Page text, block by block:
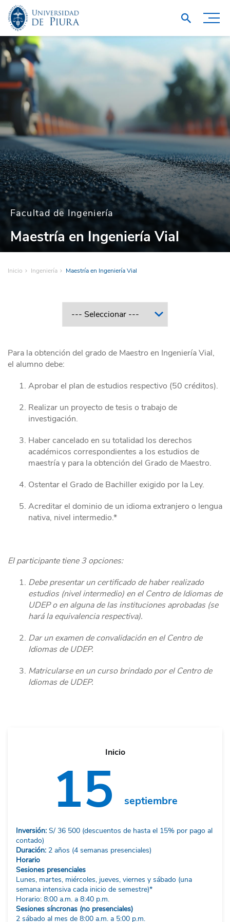
Facultad de Ingeniería
Maestría en Ingeniería Vial
Inicio Ingeniería Maestría en Ingeniería Vial
Para la obtención del grado de Maestro en Ingeniería Vial,
el alumno debe:
Aprobar el plan de estudios respectivo (50 créditos).
Realizar un proyecto de tesis o trabajo de
investigación.
Haber cancelado en su totalidad los derechos
académicos correspondientes a los estudios de
maestría y para la obtención del Grado de Maestro.
Ostentar el Grado de Bachiller exigido por la Ley.
Acreditar el dominio de un idioma extranjero o lengua
nativa, nivel intermedio.*
El participante tiene 3 opciones:
Debe presentar un certificado de haber realizado
estudios (nivel intermedio) en el Centro de Idiomas de
UDEP o en alguna de las instituciones aprobadas (se
hará la equivalencia respectiva).
Dar un examen de convalidación en el Centro de
Idiomas de UDEP.
Matricularse en un curso brindado por el Centro de
Idiomas de UDEP.
Inicio
15 septiembre
Inversión: S/ 36 500 (descuentos de hasta el 15% por pago al
contado)
Duración: 2 años (4 semanas presenciales)
Horario
Sesiones presenciales
Lunes, martes, miércoles, jueves, viernes y sábado (una
semana intensiva cada inicio de semestre)*
Horario: 8:00 a.m. a 8:40 p.m.
Sesiones síncronas (no presenciales)
2 sábado al mes de 8:00 a.m. a 5:00 p.m.